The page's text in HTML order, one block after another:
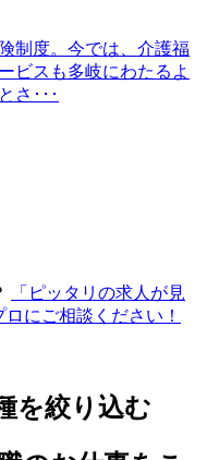
制度。今では、介護福
ビスも多岐にわたるよ
さ･･･
「ピッタリの求人が見
にご相談ください！
を絞り込む